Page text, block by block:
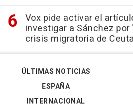
Vox pide activar el
investigar a Sánchez
crisis migratoria de Ceuta
ÚLTIMAS NOTICIAS
ESPAÑA
INTERNACIONAL